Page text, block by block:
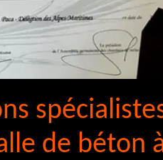
de béton